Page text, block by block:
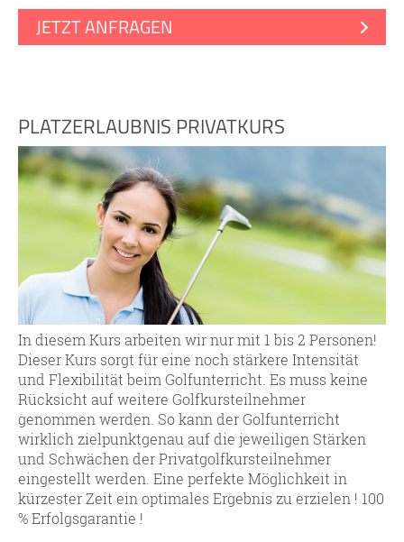
JETZT ANFRAGEN
PLATZERLAUBNIS PRIVATKURS
In diesem Kurs arbeiten wir nur mit 1 bis 2 Personen!
Dieser Kurs sorgt für eine noch stärkere Intensität
und Flexibilität beim Golfunterricht. Es muss keine
Rücksicht auf weitere Golfkursteilnehmer
genommen werden. So kann der Golfunterricht
wirklich zielpunktgenau auf die jeweiligen Stärken
und Schwächen der Privatgolfkursteilnehmer
eingestellt werden. Eine perfekte Möglichkeit in
kürzester Zeit ein optimales Ergebnis zu erzielen ! 100
% Erfolgsgarantie !